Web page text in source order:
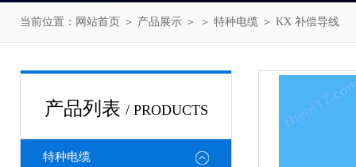
当前位置： 网站首页 ＞ 产品展示 ＞ ＞ 特种电缆 ＞ KX 补偿导线
产品列表 / PRODUCTS
特种电缆